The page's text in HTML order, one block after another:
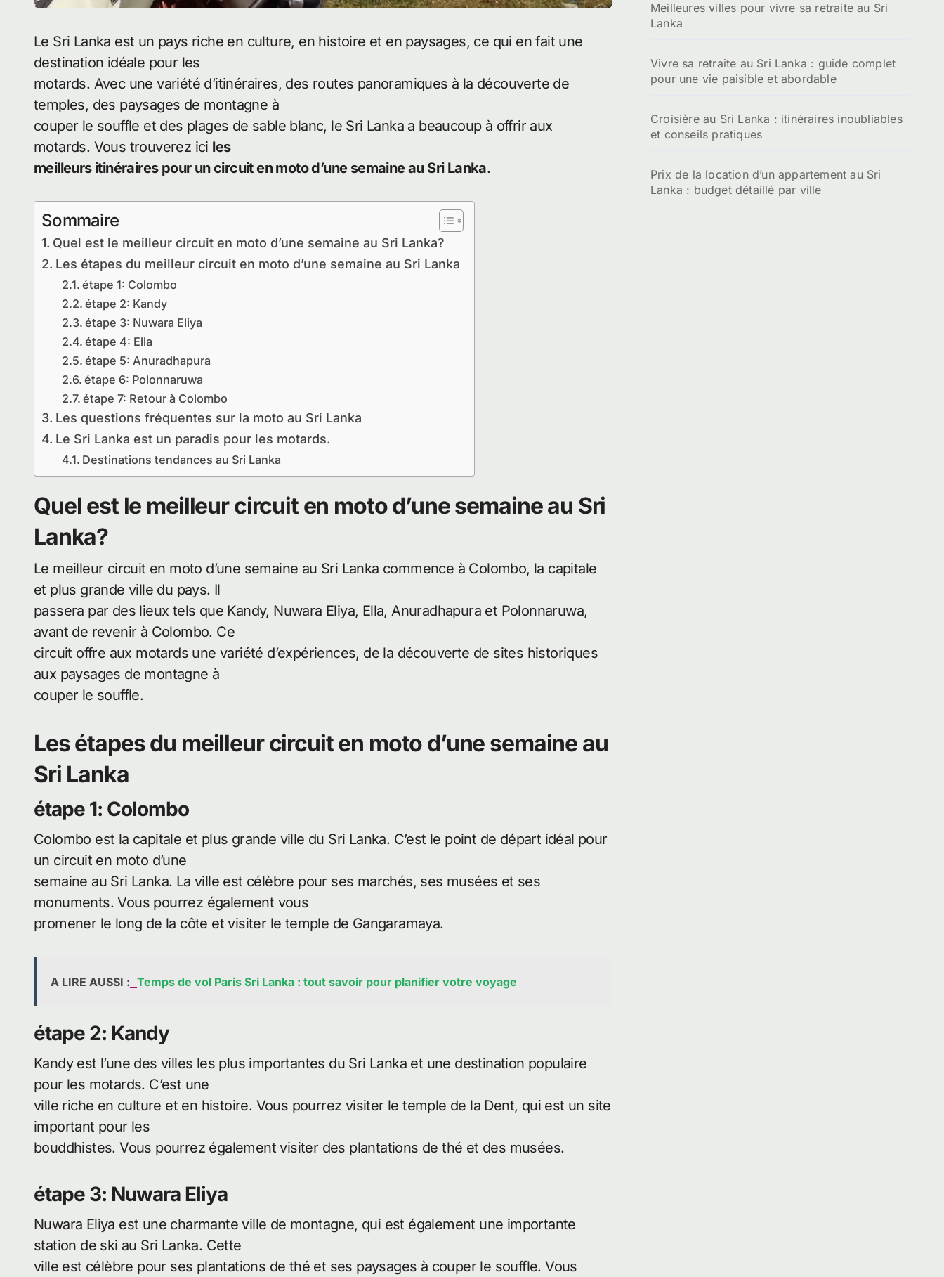
Le Sri Lanka est un pays riche en culture, en histoire et en paysages, ce qui en fait une
destination idéale pour les
motards. Avec une variété d’itinéraires, des routes panoramiques à la découverte de
temples, des paysages de montagne à
couper le souffle et des plages de sable blanc, le Sri Lanka a beaucoup à offrir aux
motards. Vous trouverez ici les
meilleurs itinéraires pour un circuit en moto d’une semaine au Sri Lanka.
Sommaire
Quel est le meilleur circuit en moto d’une semaine au Sri Lanka?
Les étapes du meilleur circuit en moto d’une semaine au Sri Lanka
étape 1: Colombo
étape 2: Kandy
étape 3: Nuwara Eliya
étape 4: Ella
étape 5: Anuradhapura
étape 6: Polonnaruwa
étape 7: Retour à Colombo
Les questions fréquentes sur la moto au Sri Lanka
Le Sri Lanka est un paradis pour les motards.
Destinations tendances au Sri Lanka
Quel est le meilleur circuit en moto d’une semaine au Sri
Lanka?
Le meilleur circuit en moto d’une semaine au Sri Lanka commence à Colombo, la capitale
et plus grande ville du pays. Il
passera par des lieux tels que Kandy, Nuwara Eliya, Ella, Anuradhapura et Polonnaruwa,
avant de revenir à Colombo. Ce
circuit offre aux motards une variété d’expériences, de la découverte de sites historiques
aux paysages de montagne à
couper le souffle.
Les étapes du meilleur circuit en moto d’une semaine au
Sri Lanka
étape 1: Colombo
Colombo est la capitale et plus grande ville du Sri Lanka. C’est le point de départ idéal pour
un circuit en moto d’une
semaine au Sri Lanka. La ville est célèbre pour ses marchés, ses musées et ses
monuments. Vous pourrez également vous
promener le long de la côte et visiter le temple de Gangaramaya.
A LIRE AUSSI : Temps de vol Paris Sri Lanka : tout savoir pour planifier votre voyage
étape 2: Kandy
Kandy est l’une des villes les plus importantes du Sri Lanka et une destination populaire
pour les motards. C’est une
ville riche en culture et en histoire. Vous pourrez visiter le temple de la Dent, qui est un site
important pour les
bouddhistes. Vous pourrez également visiter des plantations de thé et des musées.
étape 3: Nuwara Eliya
Nuwara Eliya est une charmante ville de montagne, qui est également une importante
station de ski au Sri Lanka. Cette
ville est célèbre pour ses plantations de thé et ses paysages à couper le souffle. Vous
Meilleures villes pour vivre sa retraite au Sri
Lanka
Vivre sa retraite au Sri Lanka : guide complet
pour une vie paisible et abordable
Croisière au Sri Lanka : itinéraires inoubliables
et conseils pratiques
Prix de la location d’un appartement au Sri
Lanka : budget détaillé par ville